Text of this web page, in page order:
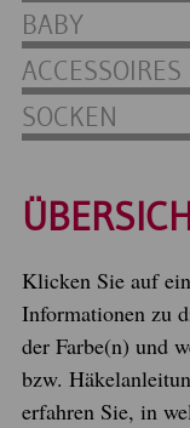
BABY
ACCESSOIRES
SOCKEN
Klicken Sie auf
Informationen zu
der Farbe(n) und
bzw.
erfahren Sie, in